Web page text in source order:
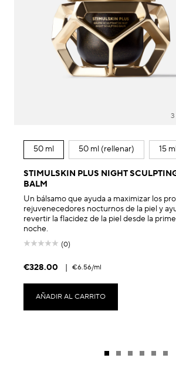
3
50 ml 50 ml (rellenar) 15
STIMULSKIN PLUS NIGHT
BALM
Un bálsamo que ayuda a maximizar los
rejuvenecedores nocturnos de la piel y
revertir la flacidez de la piel desde la
noche.
(0)
€328.00 | €6.56/ml
AÑADIR AL CARRITO